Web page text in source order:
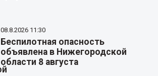
08.8.2026 11:30
Беспилотная опасность
объявлена в Нижегородской
области 8 августа